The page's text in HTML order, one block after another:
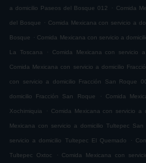
a domicilio Paseos del Bosque 012 . Comida
del Bosque . Comida Mexicana con servicio a
Bosque . Comida Mexicana con servicio a
La Toscana . Comida Mexicana con servicio
Comida Mexicana con servicio a domicilio
con servicio a domicilio Fracción San Roque
domicilio Fracción San Roque . Comida
Xochimiquia . Comida Mexicana con servicio a
Mexicana con servicio a domicilio Tultepec San
servicio a domicilio Tultepec El Quemado .
Tultepec Oxtoc . Comida Mexicana con